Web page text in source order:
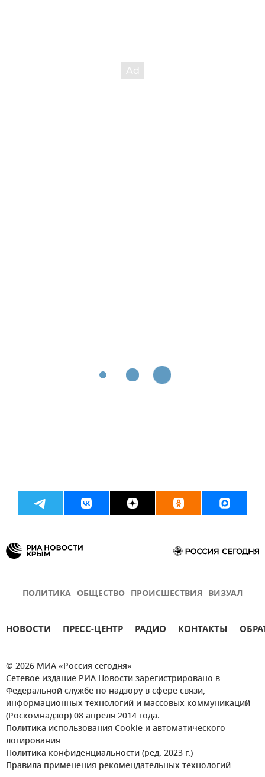
ПОЛИТИКА ОБЩЕСТВО ПРОИСШЕСТВИЯ ВИЗУАЛ
НОВОСТИ ПРЕСС-ЦЕНТР РАДИО КОНТАКТЫ
© 2026 МИА «Россия сегодня»
Сетевое издание РИА Новости зарегистрировано в
Федеральной службе по надзору в сфере связи,
информационных технологий и массовых коммуникаций
(Роскомнадзор) 08 апреля 2014 года.
Политика использования Cookie и автоматического
логирования
Политика конфиденциальности (ред. 2023 г.)
Правила применения рекомендательных технологий